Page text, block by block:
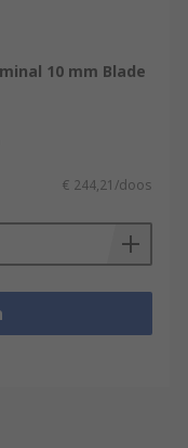
10 mm Blade
€ 244,21/doos